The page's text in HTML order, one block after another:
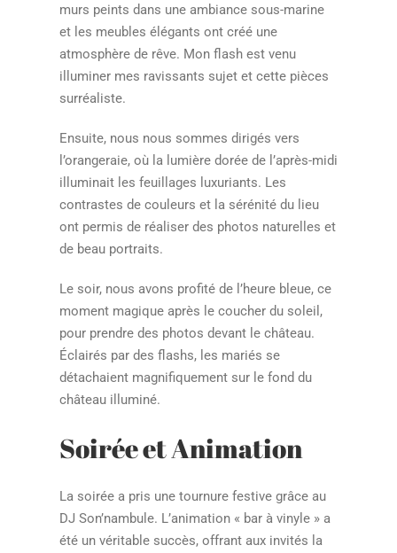
murs peints dans une ambiance sous-marine
et les meubles élégants ont créé une
atmosphère de rêve. Mon flash est venu
illuminer mes ravissants sujet et cette pièces
surréaliste.
Ensuite, nous nous sommes dirigés vers
l’orangeraie, où la lumière dorée de l’après-midi
illuminait les feuillages luxuriants. Les
contrastes de couleurs et la sérénité du lieu
ont permis de réaliser des photos naturelles et
de beau portraits.
Le soir, nous avons profité de l’heure bleue, ce
moment magique après le coucher du soleil,
pour prendre des photos devant le château.
Éclairés par des flashs, les mariés se
détachaient magnifiquement sur le fond du
château illuminé.
Soirée et Animation
La soirée a pris une tournure festive grâce au
DJ Son’nambule. L’animation « bar à vinyle » a
été un véritable succès, offrant aux invités la